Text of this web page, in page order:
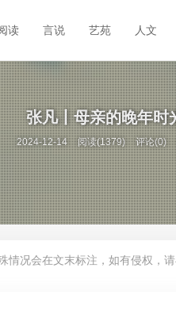
读 言说 艺苑 人文
张凡丨母亲的晚年时
2024-12-14 阅读(1379) 评论(0)
况会在文末标注，如有侵权，请